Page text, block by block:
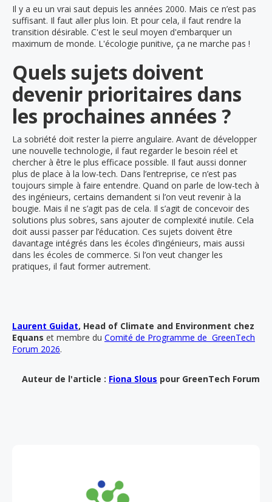
Il y a eu un vrai saut depuis les années 2000. Mais ce n’est pas
suffisant. Il faut aller plus loin. Et pour cela, il faut rendre la
transition désirable. C'est le seul moyen d'embarquer un
maximum de monde. L'écologie punitive, ça ne marche pas !
Quels sujets doivent
devenir prioritaires dans
les prochaines années ?
La sobriété doit rester la pierre angulaire. Avant de développer
une nouvelle technologie, il faut regarder le besoin réel et
chercher à être le plus efficace possible. Il faut aussi donner
plus de place à la low-tech. Dans l’entreprise, ce n’est pas
toujours simple à faire entendre. Quand on parle de low-tech à
des ingénieurs, certains demandent si l’on veut revenir à la
bougie. Mais il ne s’agit pas de cela. Il s’agit de concevoir des
solutions plus sobres, sans ajouter de complexité inutile. Cela
doit aussi passer par l’éducation. Ces sujets doivent être
davantage intégrés dans les écoles d’ingénieurs, mais aussi
dans les écoles de commerce. Si l’on veut changer les
pratiques, il faut former autrement.
Laurent Guidat, Head of Climate and Environment chez
Equans et membre du Comité de Programme de GreenTech
Forum 2026.
Auteur de l'article : Fiona Slous pour GreenTech Forum